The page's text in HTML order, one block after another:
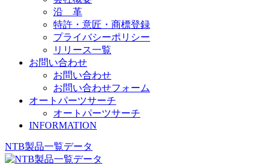
沿 革
特許・意匠・商標登録
プライバシーポリシー
リリース一覧
お問い合わせ
お問い合わせ
お問い合わせフォーム
オートパーツサーチ
オートパーツサーチ
INFORMATION
NTB製品一覧データ